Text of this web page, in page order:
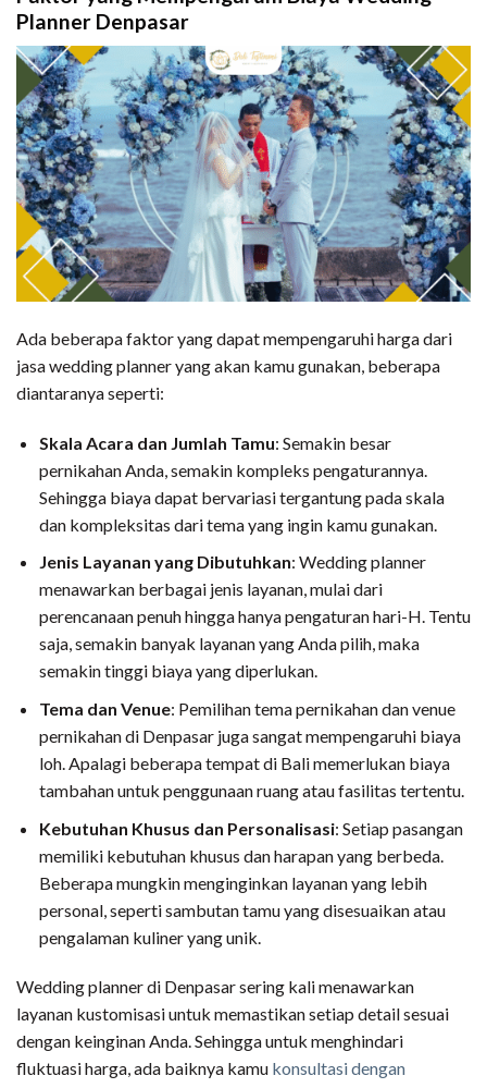
Planner Denpasar
Ada beberapa faktor yang dapat mempengaruhi harga dari
jasa wedding planner yang akan kamu gunakan, beberapa
diantaranya seperti:
Skala Acara dan Jumlah Tamu: Semakin besar
pernikahan Anda, semakin kompleks pengaturannya.
Sehingga biaya dapat bervariasi tergantung pada skala
dan kompleksitas dari tema yang ingin kamu gunakan.
Jenis Layanan yang Dibutuhkan: Wedding planner
menawarkan berbagai jenis layanan, mulai dari
perencanaan penuh hingga hanya pengaturan hari-H. Tentu
saja, semakin banyak layanan yang Anda pilih, maka
semakin tinggi biaya yang diperlukan.
Tema dan Venue: Pemilihan tema pernikahan dan venue
pernikahan di Denpasar juga sangat mempengaruhi biaya
loh. Apalagi beberapa tempat di Bali memerlukan biaya
tambahan untuk penggunaan ruang atau fasilitas tertentu.
Kebutuhan Khusus dan Personalisasi: Setiap pasangan
memiliki kebutuhan khusus dan harapan yang berbeda.
Beberapa mungkin menginginkan layanan yang lebih
personal, seperti sambutan tamu yang disesuaikan atau
pengalaman kuliner yang unik.
Wedding planner di Denpasar sering kali menawarkan
layanan kustomisasi untuk memastikan setiap detail sesuai
dengan keinginan Anda. Sehingga untuk menghindari
fluktuasi harga, ada baiknya kamu konsultasi dengan